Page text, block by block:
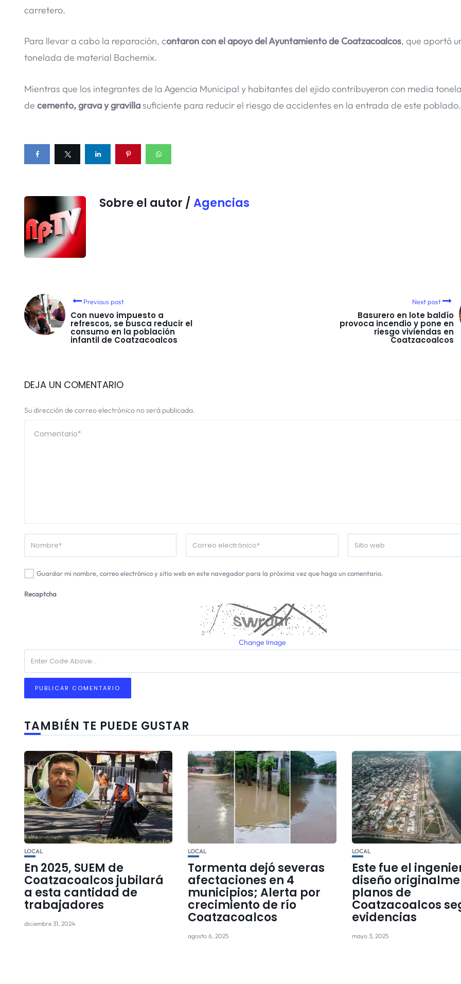
carretero.
Para llevar a cabo la reparación, contaron con el apoyo del Ayuntamiento de Coatzacoalcos, que aportó
tonelada de material Bachemix.
Mientras que los integrantes de la Agencia Municipal y habitantes del ejido contribuyeron con media
de cemento, grava y gravillasuficiente para reducir el riesgo de accidentes en la entrada de este poblado.
Sobre el autor / Agencias
Previous post
Con nuevo impuesto a
refrescos, se busca reducir el
consumo en la población
infantil de Coatzacoalcos
Next post
Basurero en lote baldío
provoca incendio y pone en
riesgo viviendas en
Coatzacoalcos
DEJA UN COMENTARIO
Su dirección de correo electrónico no será publicada.
Guardar mi nombre, correo electrónico y sitio web en este navegador para la próxima vez que haga un comentario.
Recaptcha
Change Image
TAMBIÉN TE PUEDE GUSTAR
LOCAL
En 2025, SUEM de
Coatzacoalcos jubilará
a esta cantidad de
trabajadores
diciembre 31, 2024
LOCAL
Tormenta dejó severas
afectaciones en 4
municipios; Alerta por
crecimiento de río
Coatzacoalcos
agosto 6, 2025
LOCAL
Este fue el
diseño
planos de
Coatzacoalcos
evidencias
mayo 3, 2025